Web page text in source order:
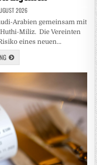
2026
Arabien gemeinsam mit
Miliz. Die Vereinten
eines neuen…